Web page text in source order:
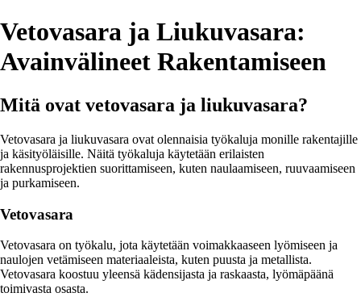
Vetovasara ja Liukuvasara:
Avainvälineet Rakentamiseen
Mitä ovat vetovasara ja liukuvasara?
Vetovasara ja liukuvasara ovat olennaisia työkaluja monille rakentajille
ja käsityöläisille. Näitä työkaluja käytetään erilaisten
rakennusprojektien suorittamiseen, kuten naulaamiseen, ruuvaamiseen
ja purkamiseen.
Vetovasara
Vetovasara on työkalu, jota käytetään voimakkaaseen lyömiseen ja
naulojen vetämiseen materiaaleista, kuten puusta ja metallista.
Vetovasara koostuu yleensä kädensijasta ja raskaasta, lyömäpäänä
toimivasta osasta.